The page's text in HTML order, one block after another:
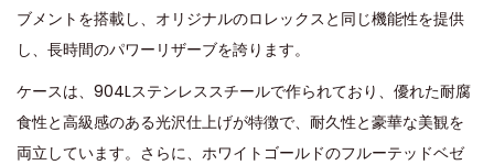
ブメントを搭載し、オリジナルのロレックスと同じ機能性を提供
し、長時間のパワーリザーブを誇ります。
ケースは、904Lステンレススチールで作られており、優れた耐腐
食性と高級感のある光沢仕上げが特徴で、耐久性と豪華な美観を
両立しています。さらに、ホワイトゴールドのフルーテッドベゼ